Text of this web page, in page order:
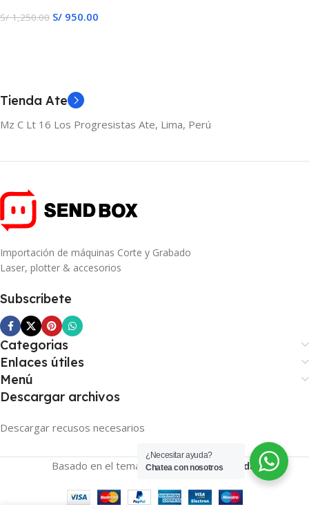
S/1,250.00 S/ 950.00
Tienda Ate
Mz C Lt 16 Los Progresistas Ate, Lima, Perú
Importación de máquinas Corte y Grabado
Laser, plotter & accesorios
Subscribete
Categorias
Enlaces útiles
Menú
Descargar archivos
Descargar recusos necesarios
Basado en el tema SENDBOX2026Tienda
¿Necesitar ayuda?
Chatea con nosotros